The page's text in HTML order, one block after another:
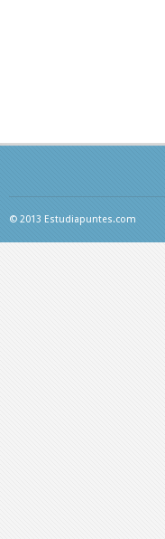
© 2013 Estudiapuntes.com